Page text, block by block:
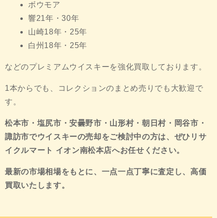
ボウモア
響21年・30年
山崎18年・25年
白州18年・25年
などのプレミアムウイスキーを強化買取しております。
1本からでも、コレクションのまとめ売りでも大歓迎で
す。
松本市・塩尻市・安曇野市・山形村・朝日村・岡谷市・
諏訪市でウイスキーの売却をご検討中の方は、ぜひリサ
イクルマート イオン南松本店へお任せください。
最新の市場相場をもとに、一点一点丁寧に査定し、高価
買取いたします。